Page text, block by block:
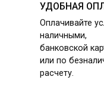
УДОБНАЯ
Оплачивайте
наличными,
банковской
или по
расчету.